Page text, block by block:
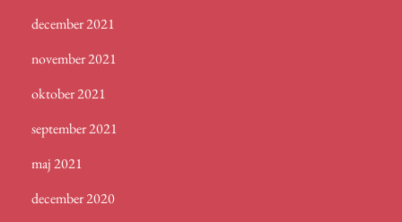
december 2021
november 2021
oktober 2021
september 2021
maj 2021
december 2020